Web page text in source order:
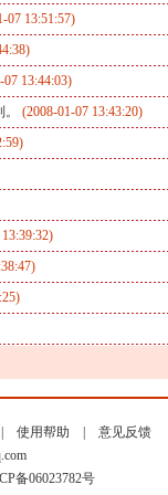
07 13:51:57)
07 13:44:03)
(2008-01-07 13:43:20)
使用帮助
意见反馈
备06023782号